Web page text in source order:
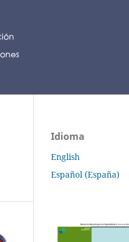
Idioma
English
Español (España)